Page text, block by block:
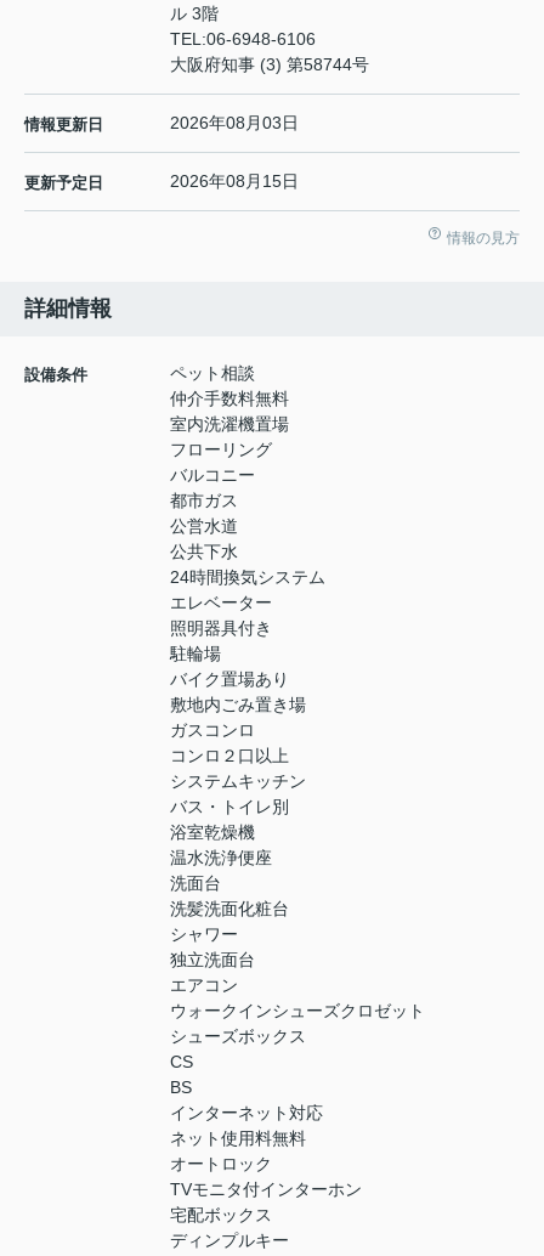
ル 3階
TEL:06-6948-6106
大阪府知事 (3) 第58744号
情報更新日 2026年08月03日
更新予定日 2026年08月15日
情報の見方
詳細情報
設備条件
ペット相談
仲介手数料無料
室内洗濯機置場
フローリング
バルコニー
都市ガス
公営水道
公共下水
24時間換気システム
エレベーター
照明器具付き
駐輪場
バイク置場あり
敷地内ごみ置き場
ガスコンロ
コンロ２口以上
システムキッチン
バス・トイレ別
浴室乾燥機
温水洗浄便座
洗面台
洗髪洗面化粧台
シャワー
独立洗面台
エアコン
ウォークインシューズクロゼット
シューズボックス
CS
BS
インターネット対応
ネット使用料無料
オートロック
TVモニタ付インターホン
宅配ボックス
ディンプルキー